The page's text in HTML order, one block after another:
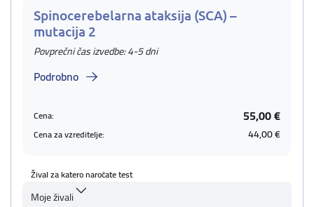
Spinocerebelarna ataksija (SCA) –
mutacija 2
Povprečni čas izvedbe: 4-5 dni
Podrobno
Cena: 55,00 €
Cena za vzreditelje: 44,00 €
Žival za katero naročate test
Moje živali